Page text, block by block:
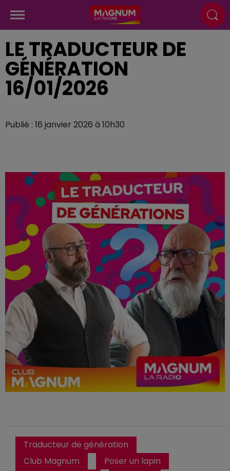
LE TRADUCTEUR DE
GÉNÉRATION
16/01/2026
Publié : 16 janvier 2026 à 10h30
Traducteur de génération
Club Magnum
Poser un lapin